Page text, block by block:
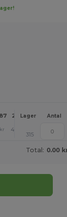
288 + Mere
Lager Antal
kr 43.21
315
Total: 0.00